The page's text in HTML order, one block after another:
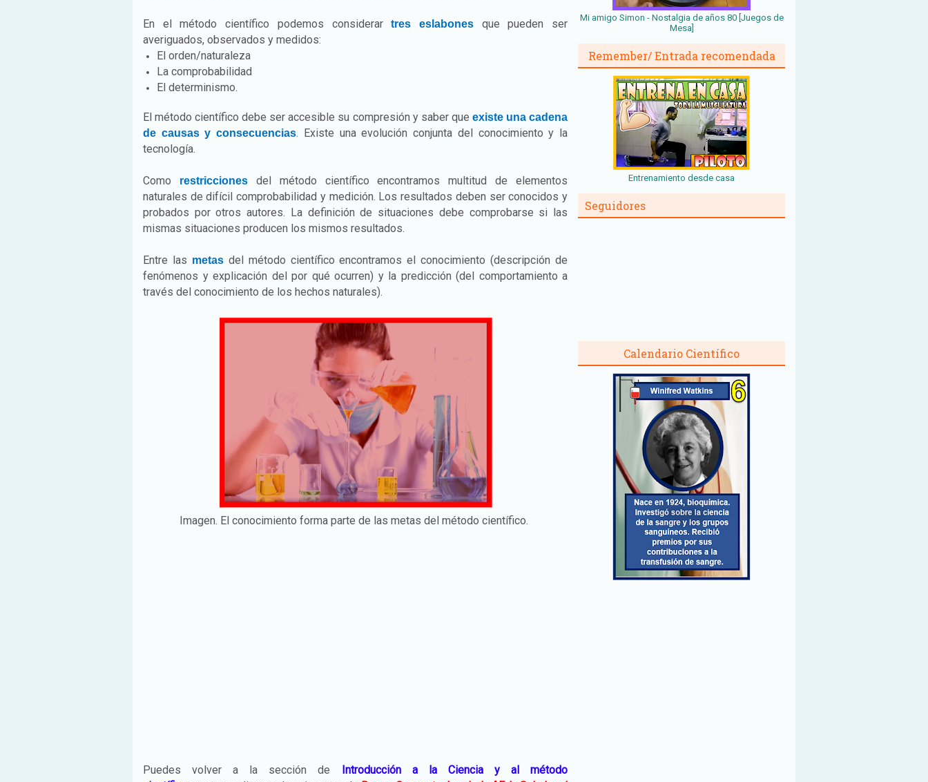
En el método científico podemos considerartres eslabonesque pueden ser
averiguados, observados y medidos:
El orden/naturaleza
La comprobabilidad
El determinismo.
El método científico debe ser accesible su compresión y saber que existe una cadena
de causas y consecuencias. Existe una evolución conjunta del conocimiento y la
tecnología.
Como restriccionesdel método científico encontramos multitud de elementos
naturales de difícil comprobabilidad y medición. Los resultados deben ser conocidos y
probados por otros autores. La definición de situaciones debe comprobarse si las
mismas situaciones producen los mismos resultados.
Entre las metasdel método científico encontramos el conocimiento (descripción de
fenómenos y explicación del por qué ocurren) y la predicción (del comportamiento a
través del conocimiento de los hechos naturales).
Imagen. El conocimiento forma parte de las metas del método científico.
Puedes volver a la sección de Introducción a la Ciencia y al método
Mi amigo Simon - Nostalgia de años 80 [Juegos de
Mesa]
Remember/ Entrada recomendada
Entrenamiento desde casa
Seguidores
Calendario Científico